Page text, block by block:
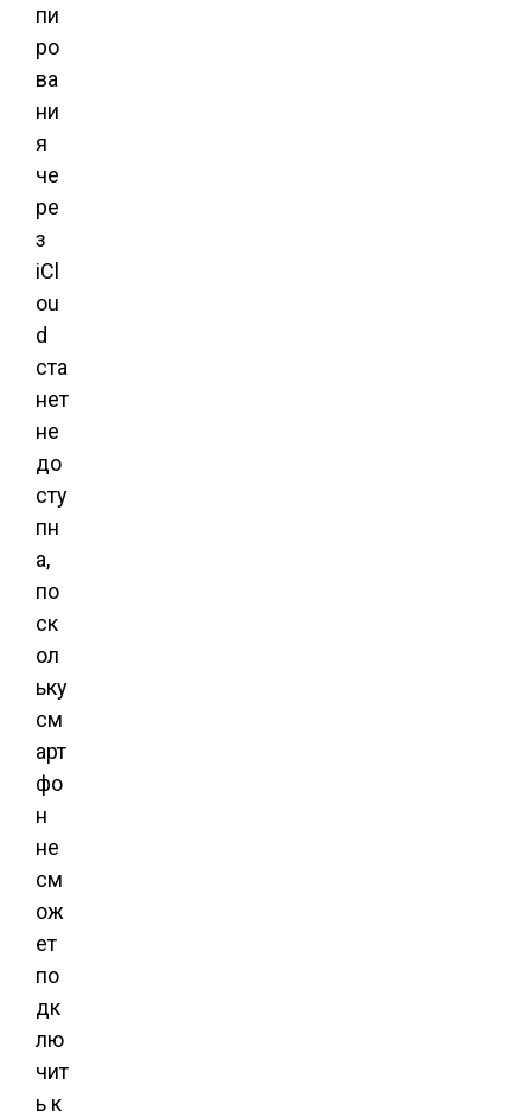
пи
ро
ва
ни
я
че
ре
з
iCl
ou
d
ста
нет
не
до
сту
пн
а,
по
ск
ол
ьку
см
арт
фо
н
не
см
ож
ет
по
дк
лю
чит
ь к